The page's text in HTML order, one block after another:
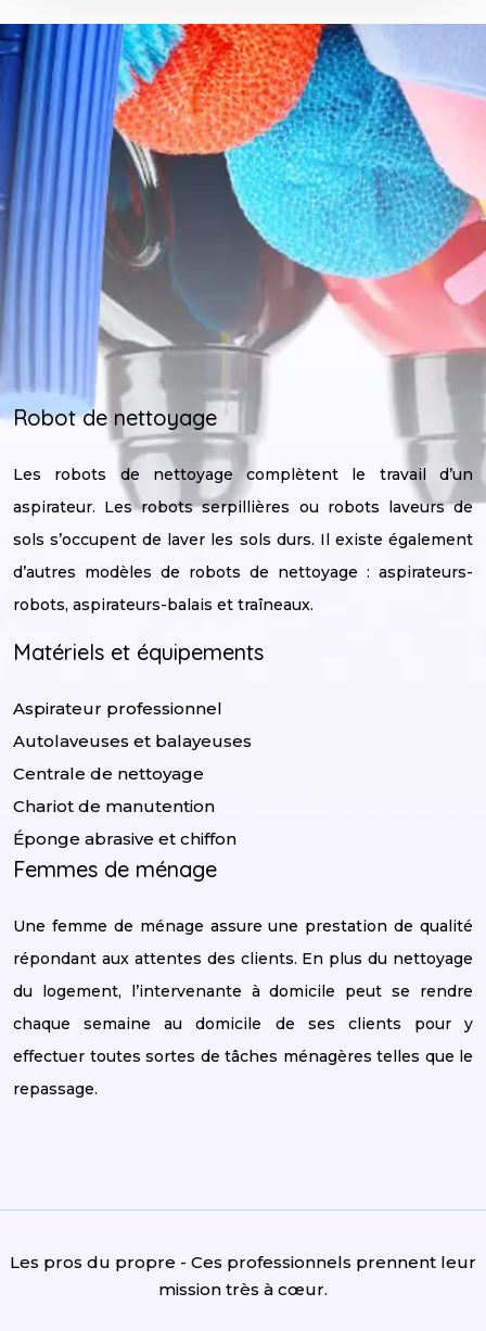
Robot de nettoyage
Les robots de nettoyage complètent le travail d’un
aspirateur. Les robots serpillières ou robots laveurs de
sols s’occupent de laver les sols durs. Il existe également
d’autres modèles de robots de nettoyage : aspirateurs-
robots, aspirateurs-balais et traîneaux.
Matériels et équipements
Aspirateur professionnel
Autolaveuses et balayeuses
Centrale de nettoyage
Chariot de manutention
Éponge abrasive et chiffon
Femmes de ménage
Une femme de ménage assure une prestation de qualité
répondant aux attentes des clients. En plus du nettoyage
du logement, l’intervenante à domicile peut se rendre
chaque semaine au domicile de ses clients pour y
effectuer toutes sortes de tâches ménagères telles que le
repassage.
Les pros du propre - Ces professionnels prennent leur
mission très à cœur.